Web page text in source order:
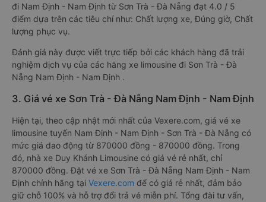
đi Nam Định - Nam Định từ Sơn Trà - Đà Nẵng đạt 4.0 / 5
điểm dựa trên các tiêu chí như: Chất lượng xe, Đúng giờ, Chất
lượng phục vụ.
Đánh giá này được viết trực tiếp bởi các khách hàng đã trải
nghiệm dịch vụ của các hãng xe limousine đi Sơn Trà - Đà
Nẵng Nam Định - Nam Định .
3. Giá vé xe Sơn Trà - Đà Nẵng Nam Định - Nam Định
Hiện tại, theo cập nhật mới nhất của Vexere.com, giá vé xe
limousine tuyến Nam Định - Nam Định - Sơn Trà - Đà Nẵng có
mức giá dao động từ 870000 đồng - 870000 đồng. Trong
đó, nhà xe Duy Khánh Limousine có giá vé rẻ nhất, chỉ
870000 đồng. Đặt vé xe Sơn Trà - Đà Nẵng Nam Định - Nam
Định chính hãng tại Vexere.com để có giá rẻ nhất, đảm bảo
giữ chỗ 100% và hỗ trợ đổi trả vé miễn phí. Tổng đài tư vấn,